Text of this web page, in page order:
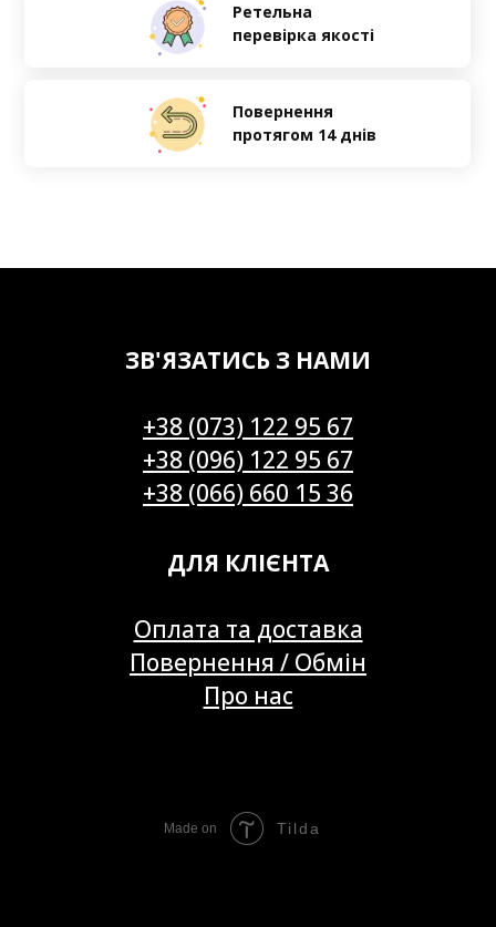
Ретельна
перевірка якості
Повернення
протягом 14 днів
ЗВ'ЯЗАТИСЬ З НАМИ
+38 (073) 122 95 67
+38 (096) 122 95 67
+38 (066) 660 15 36
ДЛЯ КЛІЄНТА
Оплата та доставка
Повернення / Обмін
Про нас
Made on Tilda